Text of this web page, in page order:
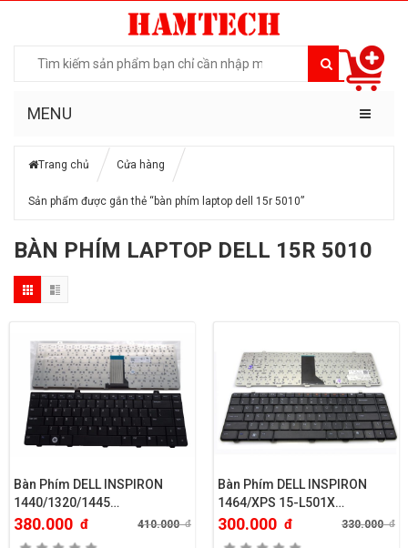
MENU
Trang chủ Cửa hàng
Sản phẩm được gắn thẻ “bàn phím laptop dell 15r 5010”
BÀN PHÍM LAPTOP DELL 15R 5010
Bàn Phím DELL INSPIRON
1440/1320/1445…
380.000 đ 410.000đ
Bàn Phím DELL INSPIRON
1464/XPS 15-L501X…
300.000 đ 330.000đ